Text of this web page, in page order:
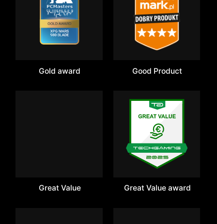
Gold award Good Product
Great Value Great Value award